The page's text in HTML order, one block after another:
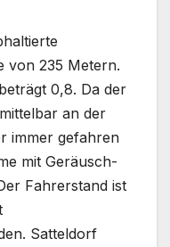
von 235 Metern.
0,8. Da der
an der
immer gefahren
mit Geräusch-
Fahrerstand ist
Satteldorf